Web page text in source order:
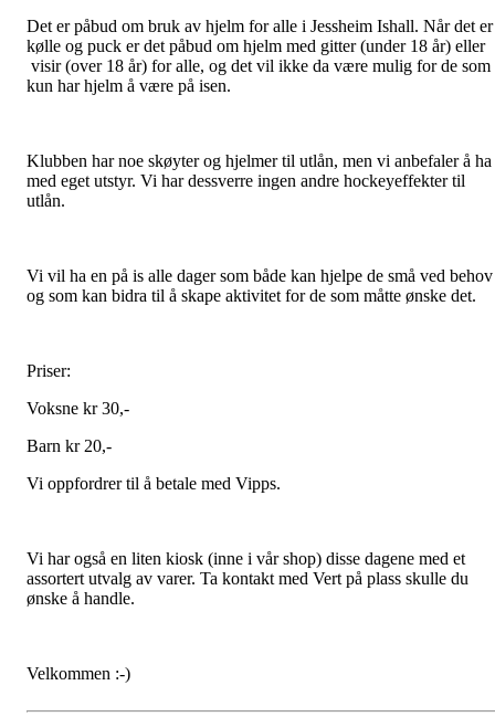
Det er påbud om bruk av hjelm for alle i Jessheim Ishall. Når det er
kølle og puck er det påbud om hjelm med gitter (under 18 år) eller
visir (over 18 år) for alle, og det vil ikke da være mulig for de som
kun har hjelm å være på isen.
Klubben har noe skøyter og hjelmer til utlån, men vi anbefaler å ha
med eget utstyr. Vi har dessverre ingen andre hockeyeffekter til
utlån.
Vi vil ha en på is alle dager som både kan hjelpe de små ved behov
og som kan bidra til å skape aktivitet for de som måtte ønske det.
Priser:
Voksne kr 30,-
Barn kr 20,-
Vi oppfordrer til å betale med Vipps.
Vi har også en liten kiosk (inne i vår shop) disse dagene med et
assortert utvalg av varer. Ta kontakt med Vert på plass skulle du
ønske å handle.
Velkommen :-)